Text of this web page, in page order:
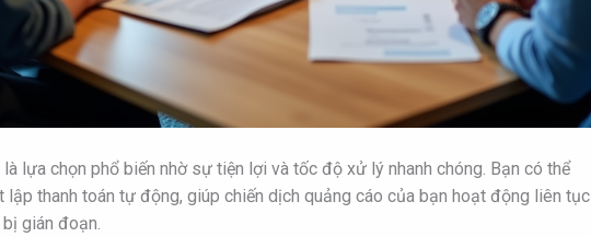
lựa chọn phổ biến nhờ sự tiện lợi và tốc độ xử lý nhanh chóng. Bạn có thể
lập thanh toán tự động, giúp chiến dịch quảng cáo của bạn hoạt động liên tục
gián đoạn.